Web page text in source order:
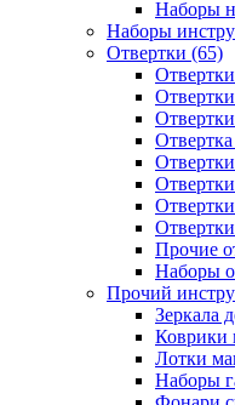
Наборы
Наборы
Отвертки (65)
Прочие
Наборы
Прочий
Зеркала
Коврики
Лотки
Наборы